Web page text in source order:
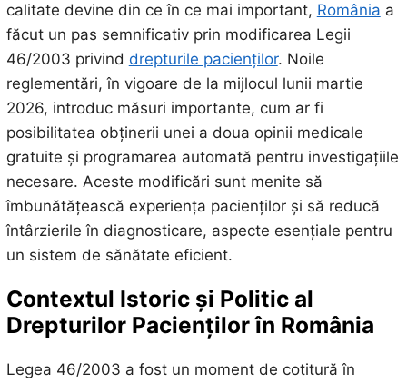
calitate devine din ce în ce mai important, România a
făcut un pas semnificativ prin modificarea Legii
46/2003 privind drepturile pacienților. Noile
reglementări, în vigoare de la mijlocul lunii martie
2026, introduc măsuri importante, cum ar fi
posibilitatea obținerii unei a doua opinii medicale
gratuite și programarea automată pentru investigațiile
necesare. Aceste modificări sunt menite să
îmbunătățească experiența pacienților și să reducă
întârzierile în diagnosticare, aspecte esențiale pentru
un sistem de sănătate eficient.
Contextul Istoric și Politic al
Drepturilor Pacienților în România
Legea 46/2003 a fost un moment de cotitură în